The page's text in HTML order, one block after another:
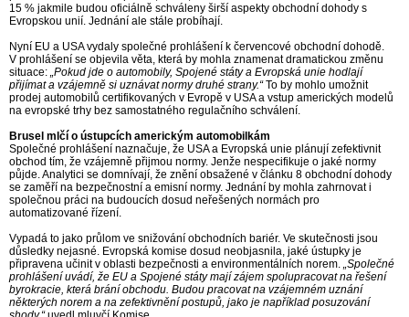
15 % jakmile budou oficiálně schváleny širší aspekty obchodní dohody s
Evropskou unií. Jednání ale stále probíhají.
Nyní EU a USA vydaly společné prohlášení k červencové obchodní dohodě.
V prohlášení se objevila věta, která by mohla znamenat dramatickou změnu
situace: „Pokud jde o automobily, Spojené státy a Evropská unie hodlají
přijímat a vzájemně si uznávat normy druhé strany.“To by mohlo umožnit
prodej automobilů certifikovaných v Evropě v USA a vstup amerických modelů
na evropské trhy bez samostatného regulačního schválení.
Brusel mlčí o ústupcích americkým automobilkám
Společné prohlášení naznačuje, že USA a Evropská unie plánují zefektivnit
obchod tím, že vzájemně přijmou normy. Jenže nespecifikuje o jaké normy
půjde. Analytici se domnívají, že znění obsažené v článku 8 obchodní dohody
se zaměří na bezpečnostní a emisní normy. Jednání by mohla zahrnovat i
společnou práci na budoucích dosud neřešených normách pro
automatizované řízení.
Vypadá to jako průlom ve snižování obchodních bariér. Ve skutečnosti jsou
důsledky nejasné. Evropská komise dosud neobjasnila, jaké ústupky je
připravena učinit v oblasti bezpečnosti a environmentálních norem. „Společné
prohlášení uvádí, že EU a Spojené státy mají zájem spolupracovat na řešení
byrokracie, která brání obchodu. Budou pracovat na vzájemném uznání
některých norem a na zefektivnění postupů, jako je například posuzování